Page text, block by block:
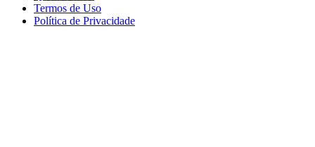
Termos de Uso
Política de Privacidade